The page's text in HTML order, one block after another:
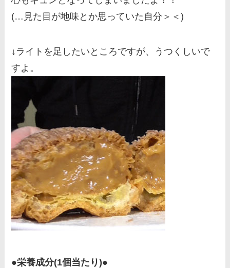
(…見た目が地味とか思っていた自分＞＜)
↓ライトを足したいところですが、うつくしいで
すよ。
●栄養成分(1個当たり)●